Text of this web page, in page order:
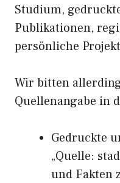
Studium,
Publikationen,
persönliche
Wir bitten
Quellenangabe in
Gedruckte
„Quelle:
und Fakten